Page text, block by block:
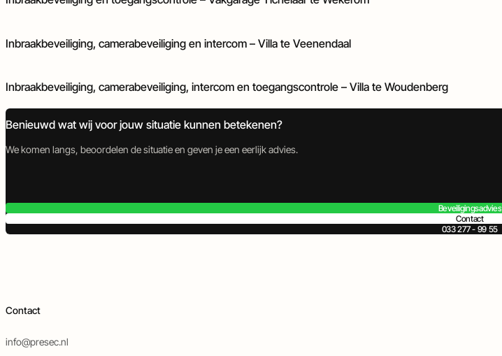
CamerabeveiligingInbraakbeveiligingIntercom
Inbraakbeveiliging, camerabeveiliging en intercom – Villa te Veenendaal
InbraakbeveiligingIntercomToegangscontrolePoort- en deurautomatisering
Inbraakbeveiliging, camerabeveiliging, intercom en toegangscontrole – Villa te Woudenberg
Benieuwd wat wij voor jouw situatie kunnen betekenen?
We komen langs, beoordelen de situatie en geven je een eerlijk advies.
Beveiligingsadvies
Contact
033 277 - 99 55
Contact
info@presec.nl